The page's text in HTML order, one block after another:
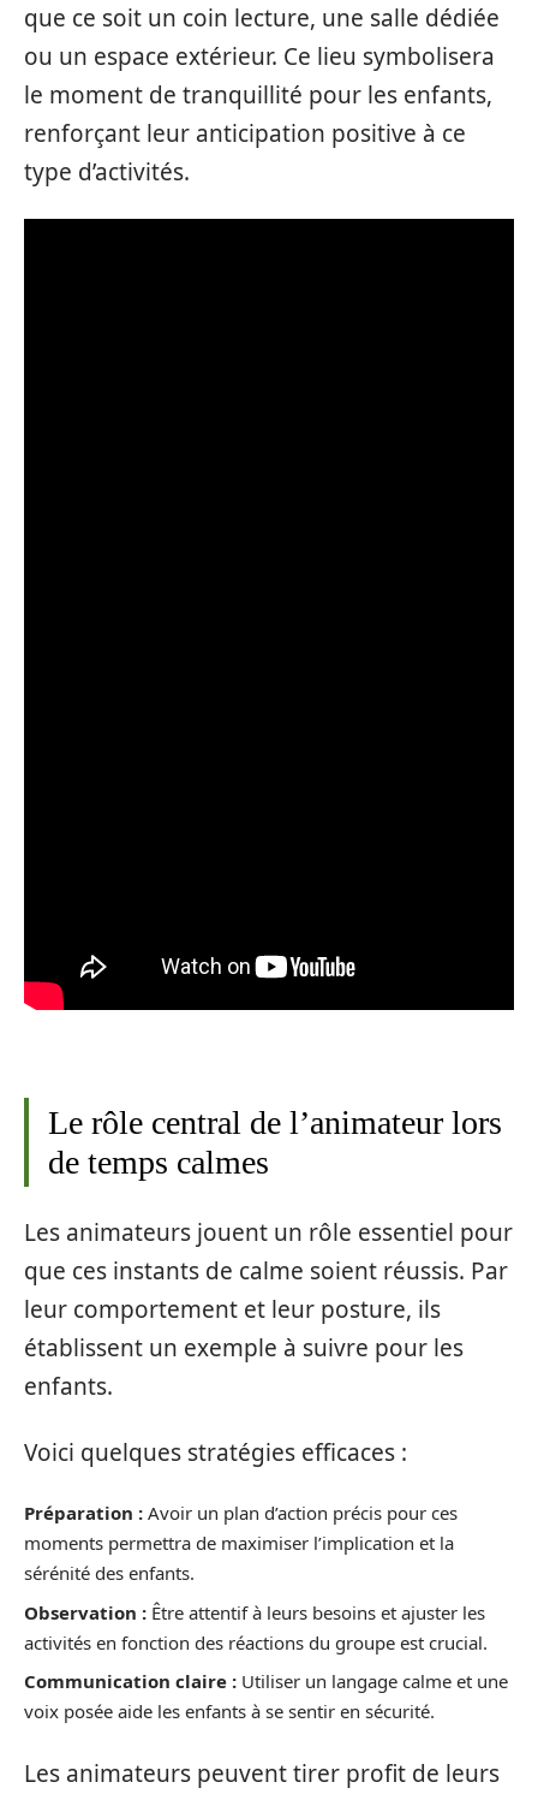
que ce soit un coin lecture, une salle dédiée
ou un espace extérieur. Ce lieu symbolisera
le moment de tranquillité pour les enfants,
renforçant leur anticipation positive à ce
type d’activités.
Le rôle central de l’animateur lors
de temps calmes
Les animateurs jouent un rôle essentiel pour
que ces instants de calme soient réussis. Par
leur comportement et leur posture, ils
établissent un exemple à suivre pour les
enfants.
Voici quelques stratégies efficaces :
Préparation : Avoir un plan d’action précis pour ces
moments permettra de maximiser l’implication et la
sérénité des enfants.
Observation : Être attentif à leurs besoins et ajuster les
activités en fonction des réactions du groupe est crucial.
Communication claire : Utiliser un langage calme et une
voix posée aide les enfants à se sentir en sécurité.
Les animateurs peuvent tirer profit de leurs